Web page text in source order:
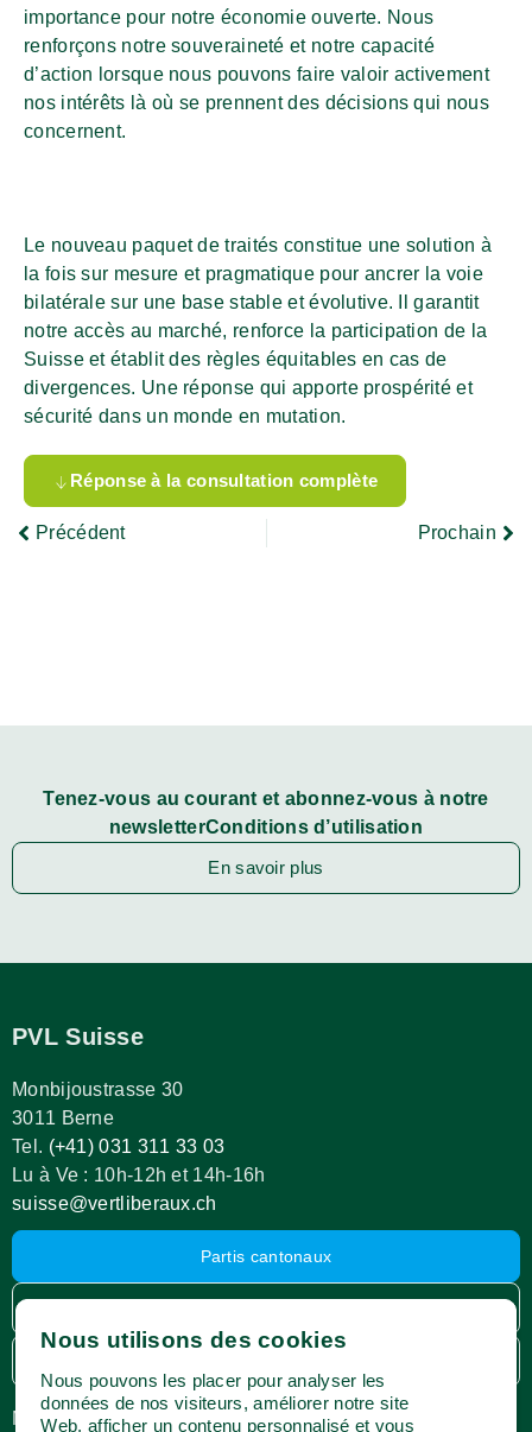
importance pour notre économie ouverte. Nous
renforçons notre souveraineté et notre capacité
d’action lorsque nous pouvons faire valoir activement
nos intérêts là où se prennent des décisions qui nous
concernent.
Le nouveau paquet de traités constitue une solution à
la fois sur mesure et pragmatique pour ancrer la voie
bilatérale sur une base stable et évolutive. Il garantit
notre accès au marché, renforce la participation de la
Suisse et établit des règles équitables en cas de
divergences. Une réponse qui apporte prospérité et
sécurité dans un monde en mutation.
Réponse à la consultation complète
Précédent Prochain
Tenez-vous au courant et abonnez-vous à notre
newsletterConditions d’utilisation
En savoir plus
PVL Suisse
Monbijoustrasse 30
3011 Berne
Tel. (+41) 031 311 33 03
Lu à Ve : 10h-12h et 14h-16h
suisse@vertliberaux.ch
Médias Impressum
Partis cantonaux
Nous utilisons des cookies
Nous pouvons les placer pour analyser les
données de nos visiteurs, améliorer notre site
Web, afficher un contenu personnalisé et vous